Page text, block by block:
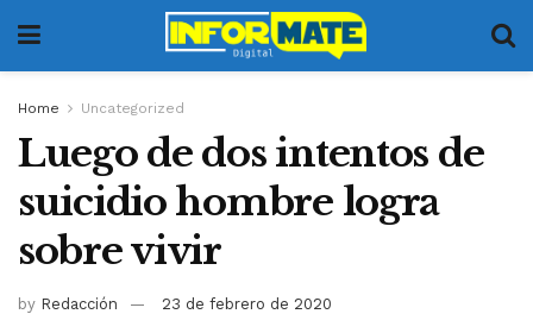
Home Uncategorized
Luego de dos intentos de
suicidio hombre logra
sobre vivir
by Redacción 23 de febrero de 2020